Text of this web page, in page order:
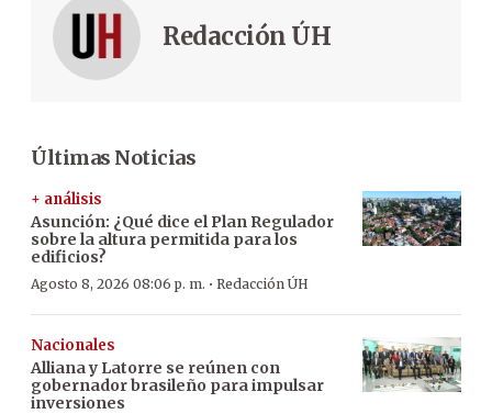
Redacción ÚH
Últimas Noticias
+ análisis
Asunción: ¿Qué dice el Plan Regulador
sobre la altura permitida para los
edificios?
Agosto 8, 2026 08:06 p. m. · Redacción ÚH
Nacionales
Alliana y Latorre se reúnen con
gobernador brasileño para impulsar
inversiones